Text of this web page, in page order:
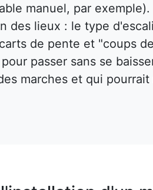
manuel, par
des lieux : le type
de pente et "coups
passer sans se
marches et qui